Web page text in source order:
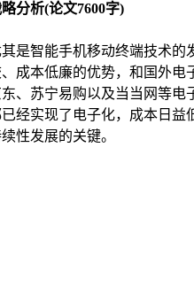
分析(论文7600字)
是智能手机移动终端技术
成本低廉的优势，和国外
、苏宁易购以及当当网等
经实现了电子化，成本日
性发展的关键。